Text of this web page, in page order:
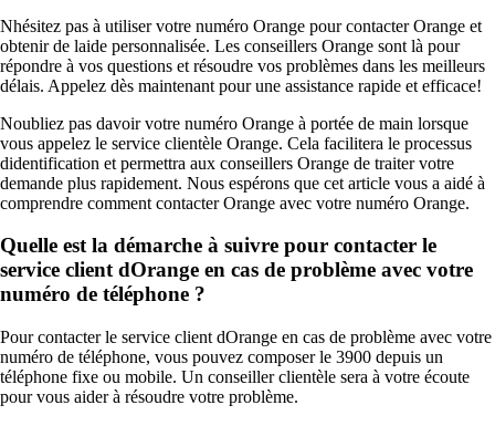
Nhésitez pas à utiliser votre numéro Orange pour contacter Orange et
obtenir de laide personnalisée. Les conseillers Orange sont là pour
répondre à vos questions et résoudre vos problèmes dans les meilleurs
délais. Appelez dès maintenant pour une assistance rapide et efficace!
Noubliez pas davoir votre numéro Orange à portée de main lorsque
vous appelez le service clientèle Orange. Cela facilitera le processus
didentification et permettra aux conseillers Orange de traiter votre
demande plus rapidement. Nous espérons que cet article vous a aidé à
comprendre comment contacter Orange avec votre numéro Orange.
Quelle est la démarche à suivre pour contacter le
service client dOrange en cas de problème avec votre
numéro de téléphone ?
Pour contacter le service client dOrange en cas de problème avec votre
numéro de téléphone, vous pouvez composer le 3900 depuis un
téléphone fixe ou mobile. Un conseiller clientèle sera à votre écoute
pour vous aider à résoudre votre problème.